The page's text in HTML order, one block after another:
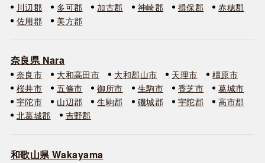
川辺郡
多可郡 加古郡 神崎郡 揖保郡
赤穂郡
佐用郡
美方郡
奈良県 Nara
奈良市 大和高田市 大和郡山市 天理市
橿原市
桜井市
五條市 御所市 生駒市 香芝市
葛城市
宇陀市
山辺郡 生駒郡 磯城郡 宇陀郡
高市郡
北葛城郡
吉野郡
和歌山県 Wakayama